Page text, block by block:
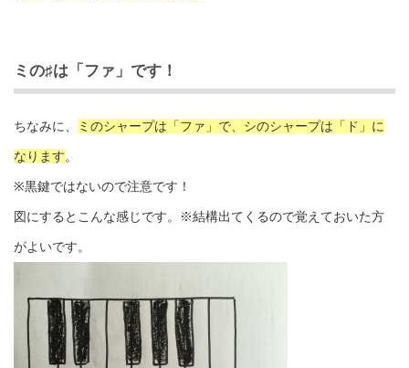
ミの♯は「ファ」です！
ちなみに、 ミのシャープは「ファ」で、シのシャープは「ド」に
なります。
※黒鍵ではないので注意です！
図にするとこんな感じです。※結構出てくるので覚えておいた方
がよいです。